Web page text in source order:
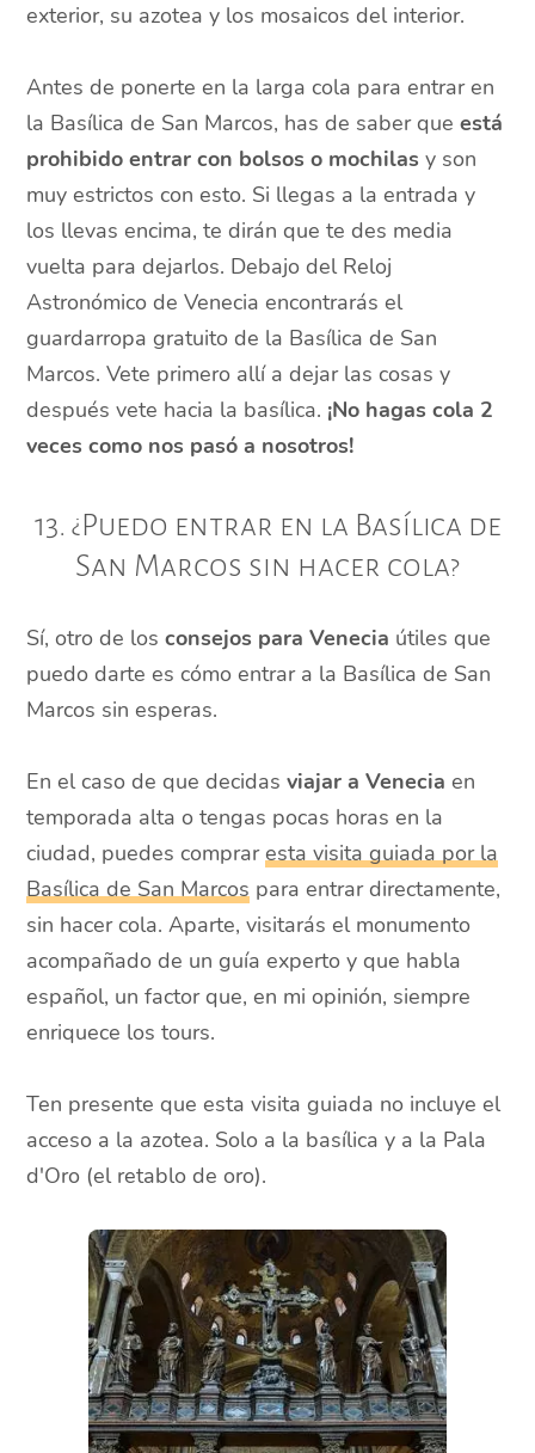
exterior, su azotea y los mosaicos del interior.
Antes de ponerte en la larga cola para entrar en
la Basílica de San Marcos, has de saber queestá
prohibido entrar con bolsos o mochilasy son
muy estrictos con esto. Si llegas a la entrada y
los llevas encima, te dirán que te des media
vuelta para dejarlos. Debajo del Reloj
Astronómico de Venecia encontrarás el
guardarropa gratuito de la Basílica de San
Marcos. Vete primero allí a dejar las cosas y
después vete hacia la basílica. ¡No hagas cola 2
veces como nos pasó a nosotros!
13. ¿Puedo entrar en la Basílica de
San Marcos sin hacer cola?
Sí, otro de losconsejos para Venecia útiles que
puedo darte es cómo entrar a la Basílica de San
Marcos sin esperas.
En el caso de que decidasviajar a Venecia en
temporada alta o tengas pocas horas en la
ciudad, puedes compraresta visita guiada por la
Basílica de San Marcos para entrar directamente,
sin hacer cola. Aparte, visitarás el monumento
acompañado de un guía experto y que habla
español, un factor que, en mi opinión, siempre
enriquece los tours.
Ten presente que esta visita guiada no incluye el
acceso a la azotea. Solo a la basílica y a la Pala
d'Oro (el retablo de oro).